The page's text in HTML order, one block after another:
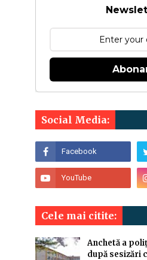
Social Media:
Cele mai citite:
Anchetă a
după sesizări